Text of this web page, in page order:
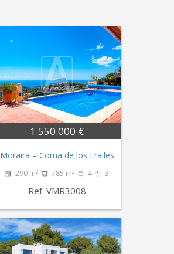
1.550.000 €
Moraira – Coma de los Frailes
290 m2 785 m2 4 3
Ref. VMR3008